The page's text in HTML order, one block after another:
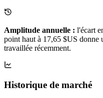
Amplitude annuelle : l'écart
point haut à 17,65 $US donne
travaillée récemment.
Historique de marché